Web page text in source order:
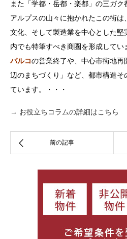
また「学都・岳都・楽都」の三ガク
アルプスの山々に抱かれたこの街
文化、そして製造業を中心とした
内でも特筆すべき商圏を形成してい
パルコの営業終了や、中心市街地再
辺のまちづくり」など、都市構造そ
ています。
・・・
→ お役立ちコラムの詳細はこちら